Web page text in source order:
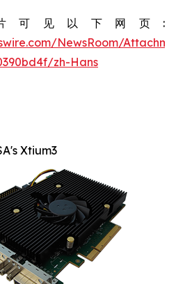
可见以下网页:
NewsRoom/
zh-Hans
Xtium3